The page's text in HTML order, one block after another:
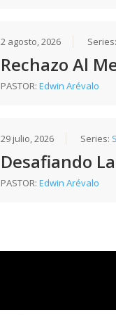
2 agosto, 2026 Series:
Rechazo Al
PASTOR:Edwin Arévalo
29 julio, 2026 Series:
Desafiando
PASTOR:Edwin Arévalo